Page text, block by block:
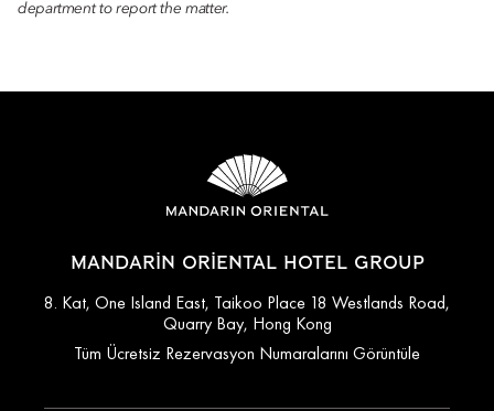
department to report the matter.
MANDARIN ORIENTAL HOTEL GROUP
8. Kat, One Island East, Taikoo Place 18 Westlands Road,
Quarry Bay, Hong Kong
Tüm Ücretsiz Rezervasyon Numaralarını Görüntüle